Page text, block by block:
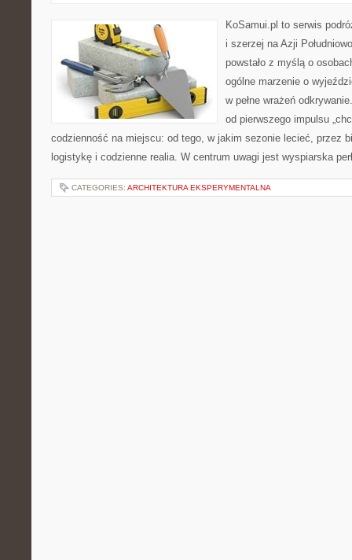
KoSamui.pl to serwis
i szerzej na Azji
powstało z myślą o
ogólne marzenie o
w pełne wrażeń
od pierwszego impulsu
codzienność na miejscu: od tego, w jakim sezonie lecieć, przez
logistykę i codzienne realia. W centrum uwagi jest wyspiarska
CATEGORIES: ARCHITEKTURA EKSPERYMENTALNA